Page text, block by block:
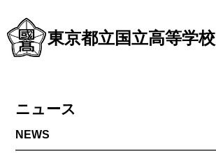
東京都立国立高等学校
ニュース